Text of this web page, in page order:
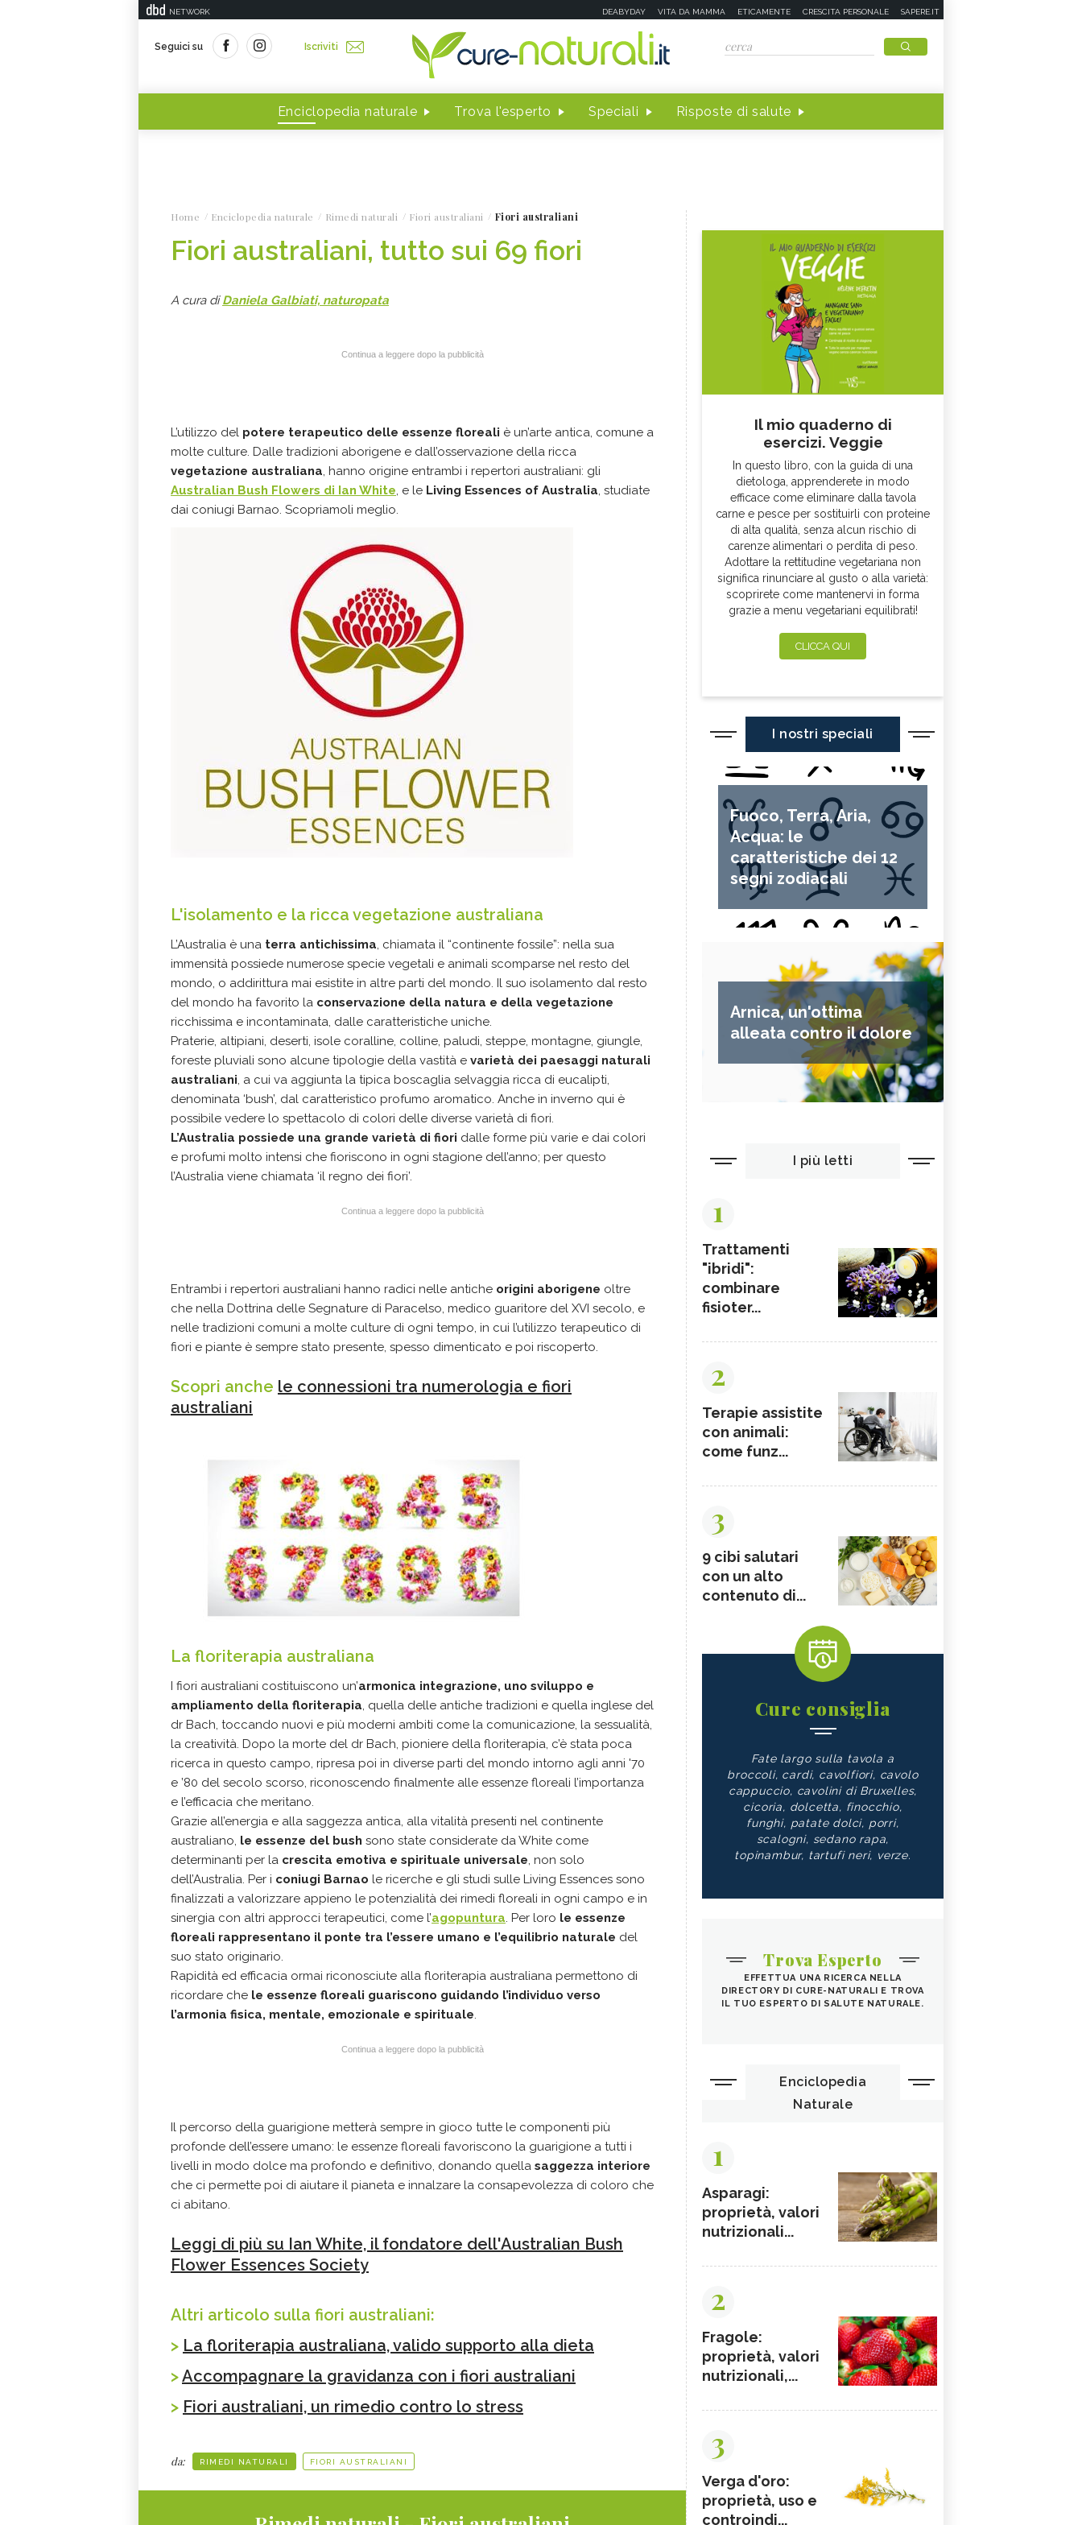
NETWORK DEABYDAY VITA DA MAMMA ETICAMENTE CRESCITA PERSONALE SAPERE.IT
Seguici su Iscriviti
Enciclopedia naturale Trova l'esperto Speciali Risposte di salute
Home Enciclopedia naturale Rimedi naturali Fiori australiani Fiori australiani
Fiori australiani, tutto sui 69 fiori
A cura diDaniela Galbiati, naturopata
Continua a leggere dopo la pubblicità
L’utilizzo del potere terapeutico delle essenze floreali è un’arte antica, comune a
molte culture. Dalle tradizioni aborigene e dall’osservazione della ricca
vegetazione australiana, hanno origine entrambi i repertori australiani: gli
Australian Bush Flowers di Ian White, e le Living Essences of Australia, studiate
dai coniugi Barnao. Scopriamoli meglio.
L'isolamento e la ricca vegetazione australiana
L’Australia è una terra antichissima, chiamata il “continente fossile”: nella sua
immensità possiede numerose specie vegetali e animali scomparse nel resto del
mondo, o addirittura mai esistite in altre parti del mondo. Il suo isolamento dal resto
del mondo ha favorito la conservazione della natura e della vegetazione
ricchissima e incontaminata, dalle caratteristiche uniche.
Praterie, altipiani, deserti, isole coralline, colline, paludi, steppe, montagne, giungle,
foreste pluviali sono alcune tipologie della vastità e varietà dei paesaggi naturali
australiani, a cui va aggiunta la tipica boscaglia selvaggia ricca di eucalipti,
denominata ‘bush’, dal caratteristico profumo aromatico. Anche in inverno qui è
possibile vedere lo spettacolo di colori delle diverse varietà di fiori.
L’Australia possiede una grande varietà di fiori dalle forme più varie e dai colori
e profumi molto intensi che fioriscono in ogni stagione dell’anno; per questo
l’Australia viene chiamata ‘il regno dei fiori’.
Continua a leggere dopo la pubblicità
Entrambi i repertori australiani hanno radici nelle antiche origini aborigene oltre
che nella Dottrina delle Segnature di Paracelso, medico guaritore del XVI secolo, e
nelle tradizioni comuni a molte culture di ogni tempo, in cui l’utilizzo terapeutico di
fiori e piante è sempre stato presente, spesso dimenticato e poi riscoperto.
Scopri anche le connessioni tra numerologia e fiori
australiani
La floriterapia australiana
I fiori australiani costituiscono un’armonica integrazione, uno sviluppo e
ampliamento della floriterapia, quella delle antiche tradizioni e quella inglese del
dr Bach, toccando nuovi e più moderni ambiti come la comunicazione, la sessualità,
la creatività. Dopo la morte del dr Bach, pioniere della floriterapia, c’è stata poca
ricerca in questo campo, ripresa poi in diverse parti del mondo intorno agli anni '70
e ’80 del secolo scorso, riconoscendo finalmente alle essenze floreali l’importanza
e l’efficacia che meritano.
Grazie all’energia e alla saggezza antica, alla vitalità presenti nel continente
australiano, le essenze del bush sono state considerate da White come
determinanti per la crescita emotiva e spirituale universale, non solo
dell’Australia. Per i coniugi Barnao le ricerche e gli studi sulle Living Essences sono
finalizzati a valorizzare appieno le potenzialità dei rimedi floreali in ogni campo e in
sinergia con altri approcci terapeutici, come l’agopuntura. Per loro le essenze
floreali rappresentano il ponte tra l’essere umano e l’equilibrio naturale del
suo stato originario.
Rapidità ed efficacia ormai riconosciute alla floriterapia australiana permettono di
ricordare che le essenze floreali guariscono guidando l’individuo verso
l’armonia fisica, mentale, emozionale e spirituale.
Continua a leggere dopo la pubblicità
Il percorso della guarigione metterà sempre in gioco tutte le componenti più
profonde dell’essere umano: le essenze floreali favoriscono la guarigione a tutti i
livelli in modo dolce ma profondo e definitivo, donando quella saggezza interiore
che ci permette poi di aiutare il pianeta e innalzare la consapevolezza di coloro che
ci abitano.
Leggi di più su Ian White, il fondatore dell'Australian Bush
Flower Essences Society
Altri articolo sulla fiori australiani:
> La floriterapia australiana, valido supporto alla dieta
>Accompagnare la gravidanza con i fiori australiani
> Fiori australiani, un rimedio contro lo stress
da: RIMEDI NATURALI FIORI AUSTRALIANI
Il mio quaderno di
esercizi. Veggie
In questo libro, con la guida di una
dietologa, apprenderete in modo
efficace come eliminare dalla tavola
carne e pesce per sostituirli con proteine
di alta qualità, senza alcun rischio di
carenze alimentari o perdita di peso.
Adottare la rettitudine vegetariana non
significa rinunciare al gusto o alla varietà:
scoprirete come mantenervi in forma
grazie a menu vegetariani equilibrati!
CLICCA QUI
I nostri speciali
Fuoco, Terra, Aria,
Acqua: le
caratteristiche dei 12
segni zodiacali
Arnica, un'ottima
alleata contro il dolore
I più letti
1
Trattamenti
"ibridi":
combinare
fisioter...
2
Terapie assistite
con animali:
come funz...
3
9 cibi salutari
con un alto
contenuto di...
Cure consiglia
Fate largo sulla tavola a
broccoli, cardi, cavolfiori, cavolo
cappuccio, cavolini di Bruxelles,
cicoria, dolcetta, finocchio,
funghi, patate dolci, porri,
scalogni, sedano rapa,
topinambur, tartufi neri, verze.
Trova Esperto
EFFETTUA UNA RICERCA NELLA
DIRECTORY DI CURE-NATURALI E TROVA
IL TUO ESPERTO DI SALUTE NATURALE.
Enciclopedia
Naturale
1
Asparagi:
proprietà, valori
nutrizionali...
2
Fragole:
proprietà, valori
nutrizionali,...
3
Verga d'oro:
proprietà, uso e
controindi...